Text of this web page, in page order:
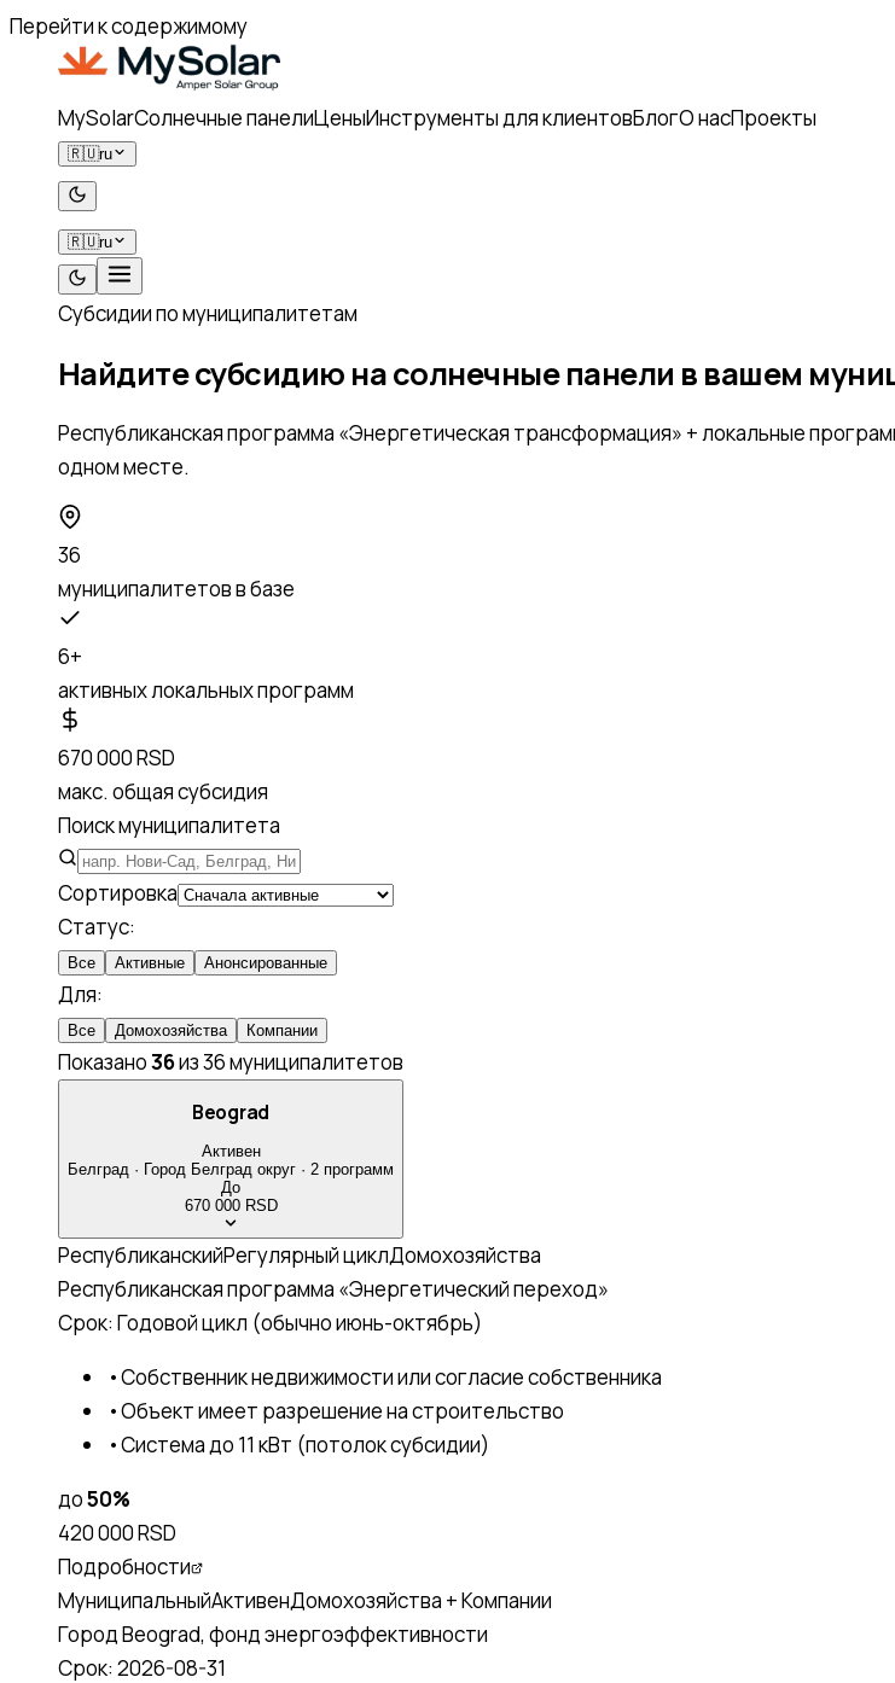
Перейти к содержимому
MySolarСолнечные панелиЦеныИнструменты для клиентовБлогО насПроекты
🇷🇺ru
🇷🇺ru
Субсидии по муниципалитетам
Найдите субсидию на солнечные панели в вашем
Республиканская программа «Энергетическая трансформация» + локальные
одном месте.
36
муниципалитетов в базе
6+
активных локальных программ
670 000 RSD
макс. общая субсидия
Поиск муниципалитета
Сортировка
Статус:
Все Активные Анонсированные
Для:
Все Домохозяйства Компании
Показано36из 36 муниципалитетов
Beograd
Активен
Белград · Город Белград округ · 2 программ
До
670 000 RSD
РеспубликанскийРегулярный циклДомохозяйства
Республиканская программа «Энергетический переход»
Срок: Годовой цикл (обычно июнь-октябрь)
•Собственник недвижимости или согласие собственника
•Объект имеет разрешение на строительство
•Система до 11 кВт (потолок субсидии)
до50%
420 000 RSD
Подробности
МуниципальныйАктивенДомохозяйства + Компании
Город Beograd, фонд энергоэффективности
Срок: 2026-08-31